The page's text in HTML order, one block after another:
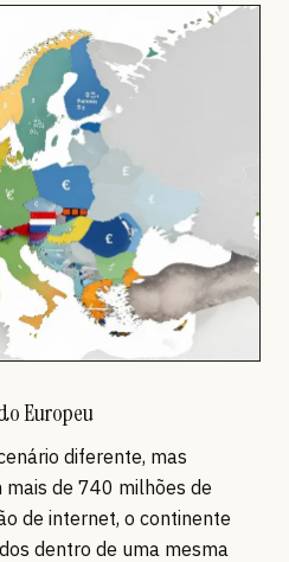
Europeu
diferente, mas
de 740 milhões de
de internet, o continente
dentro de uma mesma